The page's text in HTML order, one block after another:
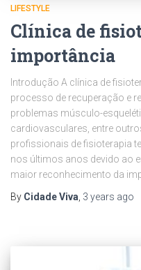
LIFESTYLE
Clínica de
importância
Introdução A clínica de
processo de recuperação e
problemas músculo-
cardiovasculares, entre
profissionais de fisioterapia
nos últimos anos devido ao
maior reconhecimento da
By Cidade Viva 3 years ago